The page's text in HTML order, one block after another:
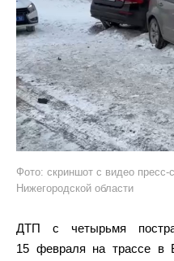
Фото: скриншот с видео
Нижегородской области
ДТП с четырьмя
15 февраля на трассе в